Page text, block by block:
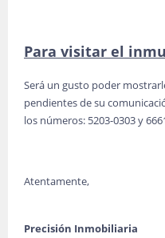
Para visitar el
Será un gusto poder
pendientes de su
los números: 5203-0303 y
Atentamente,
Precisión Inmobiliaria